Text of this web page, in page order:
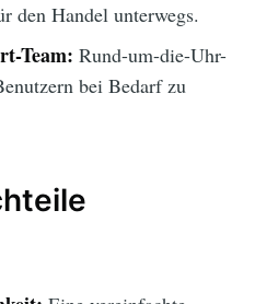
den Handel unterwegs.
Team: Rund-um-die-Uhr-
bei Bedarf zu